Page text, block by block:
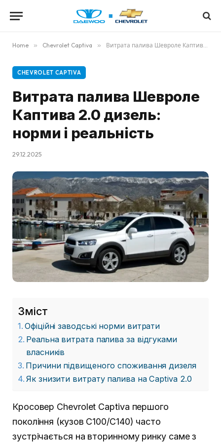
Home » Chevrolet Captiva » Витрата палива Шевроле Каптива 2.0 дизель: норми і реальність
CHEVROLET CAPTIVA
Витрата палива Шевроле
Каптива 2.0 дизель:
норми і реальність
29.12.2025
Зміст
Офіційні заводські норми витрати
Реальна витрата палива за відгуками
власників
Причини підвищеного споживання дизеля
Як знизити витрату палива на Captiva 2.0
Кросовер Chevrolet Captiva першого
покоління (кузов C100/C140) часто
зустрічається на вторинному ринку саме з